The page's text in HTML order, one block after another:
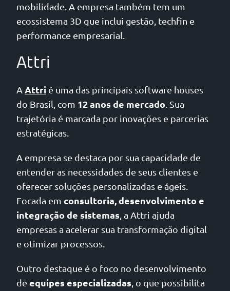
mobilidade. A empresa também tem um
ecossistema 3D que inclui gestão, techfin e
performance empresarial.
Attri
A Attri é uma das principais software houses
do Brasil, com 12 anos de mercado . Sua
trajetória é marcada por inovações e parcerias
estratégicas.
A empresa se destaca por sua capacidade de
entender as necessidades de seus clientes e
oferecer soluções personalizadas e ágeis.
Focada em consultoria, desenvolvimento e
integração de sistemas , a Attri ajuda
empresas a acelerar sua transformação digital
e otimizar processos.
Outro destaque é o foco no desenvolvimento
de equipes especializadas , o que possibilita